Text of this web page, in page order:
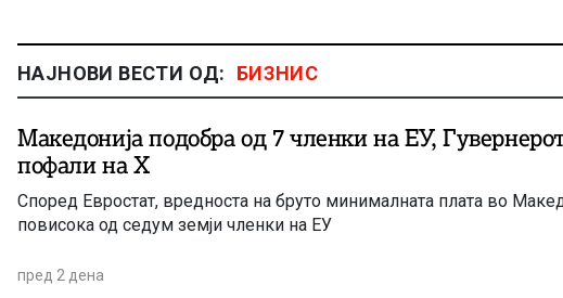
НАЈНОВИ ВЕСТИ ОД: БИЗНИС
Македонија подобра од 7 членки на ЕУ, Гувернерот се
пофали на Х
Според Евростат, вредноста на бруто минималната плата во
повисока од седум земји членки на ЕУ
пред 2 дена